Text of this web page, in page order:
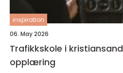
inspiration
06. May 2026
Trafikkskole i kristiansand slik finner du riktig
opplæring